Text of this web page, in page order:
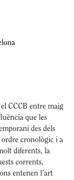
CCCB entre maig
que les
des dels
cronològic i a
diferents, la
corrents,
entenen l’art